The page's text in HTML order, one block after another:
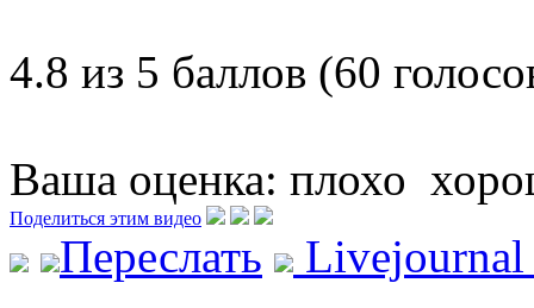
4.8 из 5 баллов (60
Ваша оценка: плохо
Поделиться этим видео
Переслать